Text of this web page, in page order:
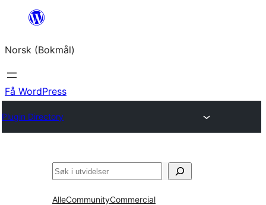
Hopp
innhold
Norsk (Bokmål)
Få WordPress
Plugin Directory
Søk
AlleCommunityCommercial